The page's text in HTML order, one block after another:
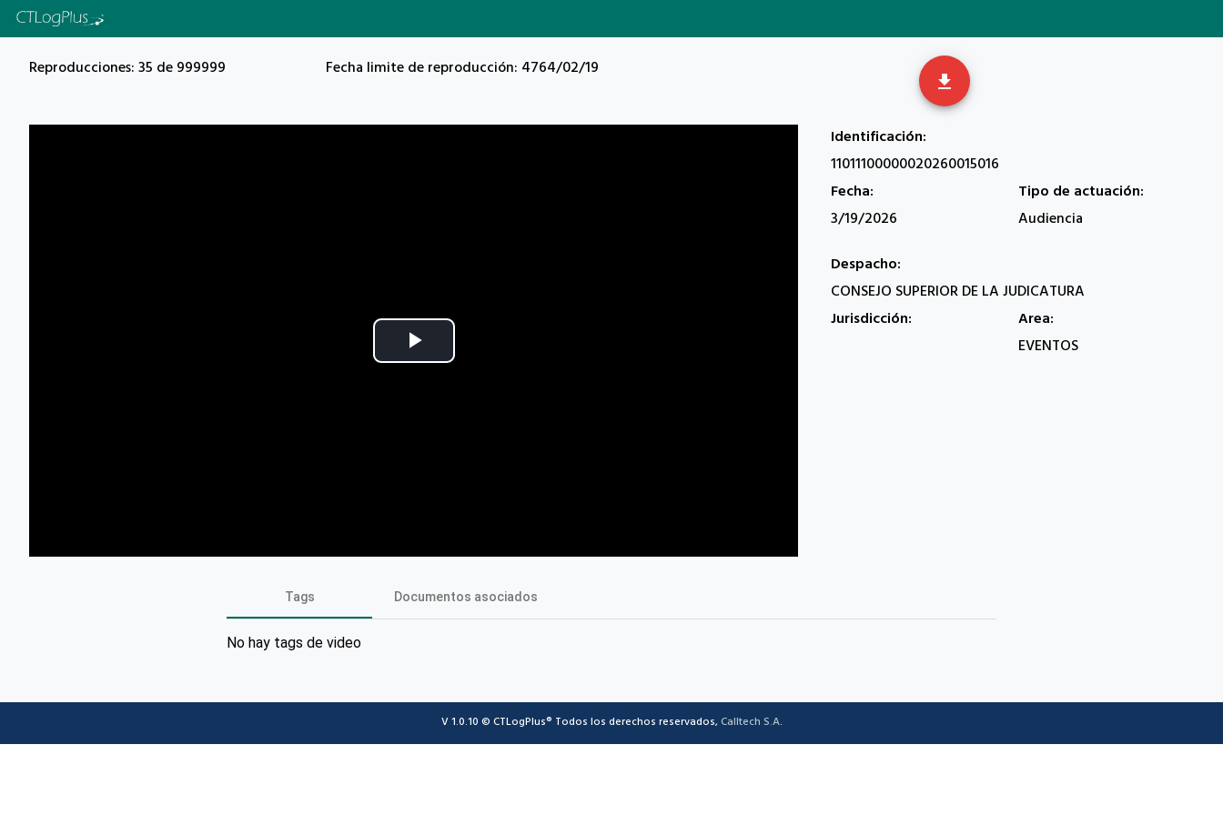
Reproducciones: 35 de 999999 Fecha limite de reproducción: 4764/02/19 get_app
Play
Identificación:
11011100000020260015016
Fecha:
3/19/2026
Tipo de actuación:
Audiencia
Despacho:
CONSEJO SUPERIOR DE LA JUDICATURA
Jurisdicción:
Area:
EVENTOS
Tags Documentos asociados
No hay tags de video
V 1.0.10 © CTLogPlus® Todos los derechos reservados,Calltech S.A.